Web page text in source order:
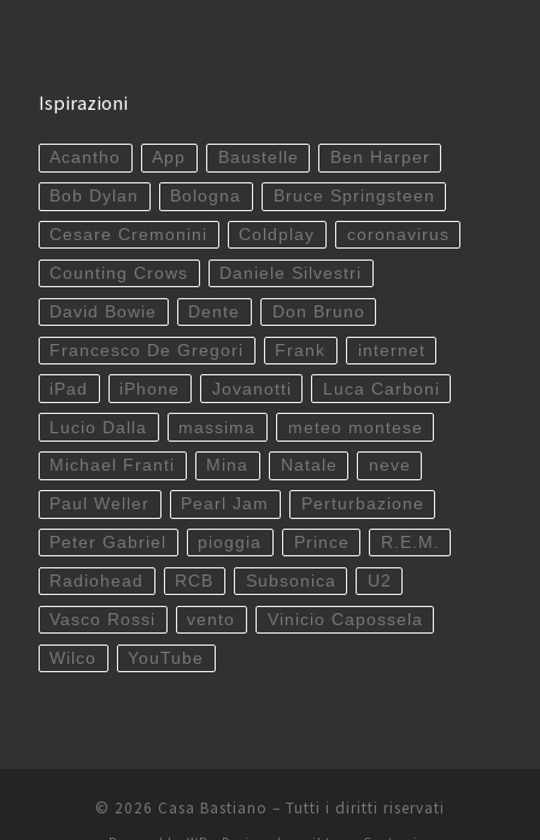
Ispirazioni
Acantho App Baustelle Ben Harper
Bob Dylan Bologna Bruce Springsteen
Cesare Cremonini Coldplay coronavirus
Counting Crows Daniele Silvestri
David Bowie Dente Don Bruno
Francesco De Gregori Frank internet
iPad iPhone Jovanotti Luca Carboni
Lucio Dalla massima meteo montese
Michael Franti Mina Natale neve
Paul Weller Pearl Jam Perturbazione
Peter Gabriel pioggia Prince R.E.M.
Radiohead RCB Subsonica U2
Vasco Rossi vento Vinicio Capossela
Wilco YouTube
© 2026 Casa Bastiano – Tutti i diritti riservati